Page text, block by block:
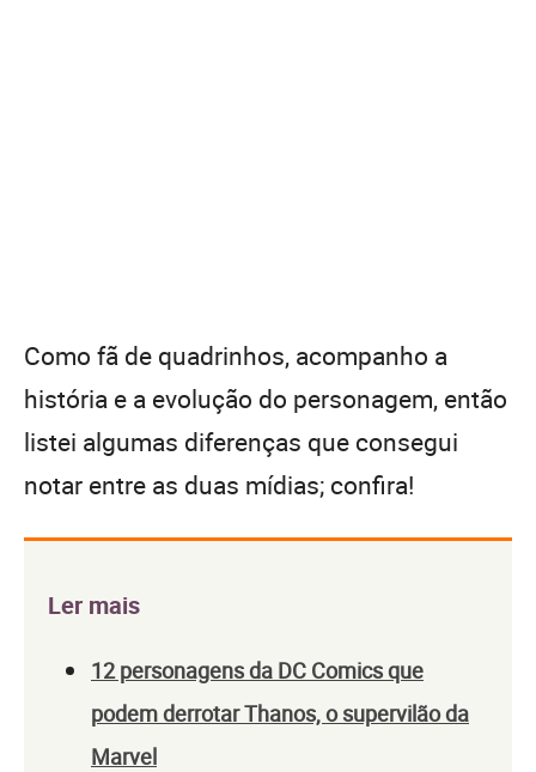
Como fã de quadrinhos, acompanho a
história e a evolução do personagem, então
listei algumas diferenças que consegui
notar entre as duas mídias; confira!
Ler mais
12 personagens da DC Comics que
podem derrotar Thanos, o supervilão da
Marvel